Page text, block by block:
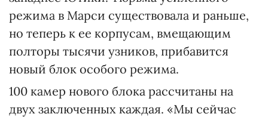
режима в Марси существовала и раньше,
но теперь к ее корпусам, вмещающим
полторы тысячи узников, прибавится
новый блок особого режима.
100 камер нового блока рассчитаны на
двух заключенных каждая. «Мы сейчас